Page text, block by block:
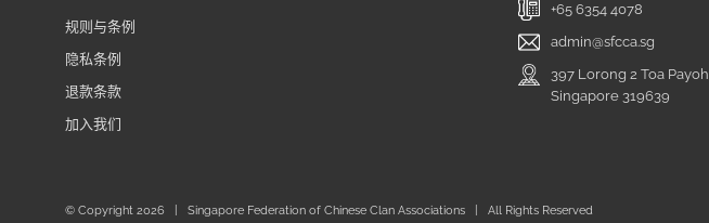
规则与条例
隐私条例
退款条款
加入我们
+65 6354 4078
admin@sfcca.sg
397 Lorong 2 Toa Payoh
Singapore 319639
© Copyright 2026 | Singapore Federation of Chinese Clan Associations | All Rights Reserved